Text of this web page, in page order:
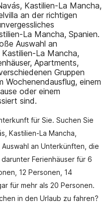
Kastilien-La Mancha,
an der richtigen
La Mancha, Spanien.
Auswahl an
La Mancha,
Apartments,
Gruppen
Wochenendausflug, einem
oder einem
sind.
für Sie. Suchen Sie
Kastilien-La Mancha,
an Unterkünften, die
Ferienhäuser für 6
12 Personen, 14
für mehr als 20 Personen.
in den Urlaub zu fahren?